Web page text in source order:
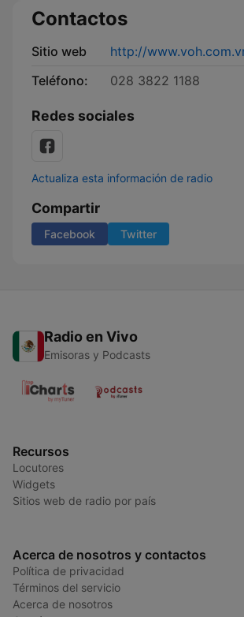
Contactos
Sitio web
http://
Teléfono:
028 3822 1188
Redes sociales
Actualiza esta información de radio
Compartir
Facebook Twitter
Radio en Vivo
Emisoras y Podcasts
Recursos
Locutores
Widgets
Sitios web de radio por país
Acerca de nosotros y contactos
Política de privacidad
Términos del servicio
Acerca de nosotros